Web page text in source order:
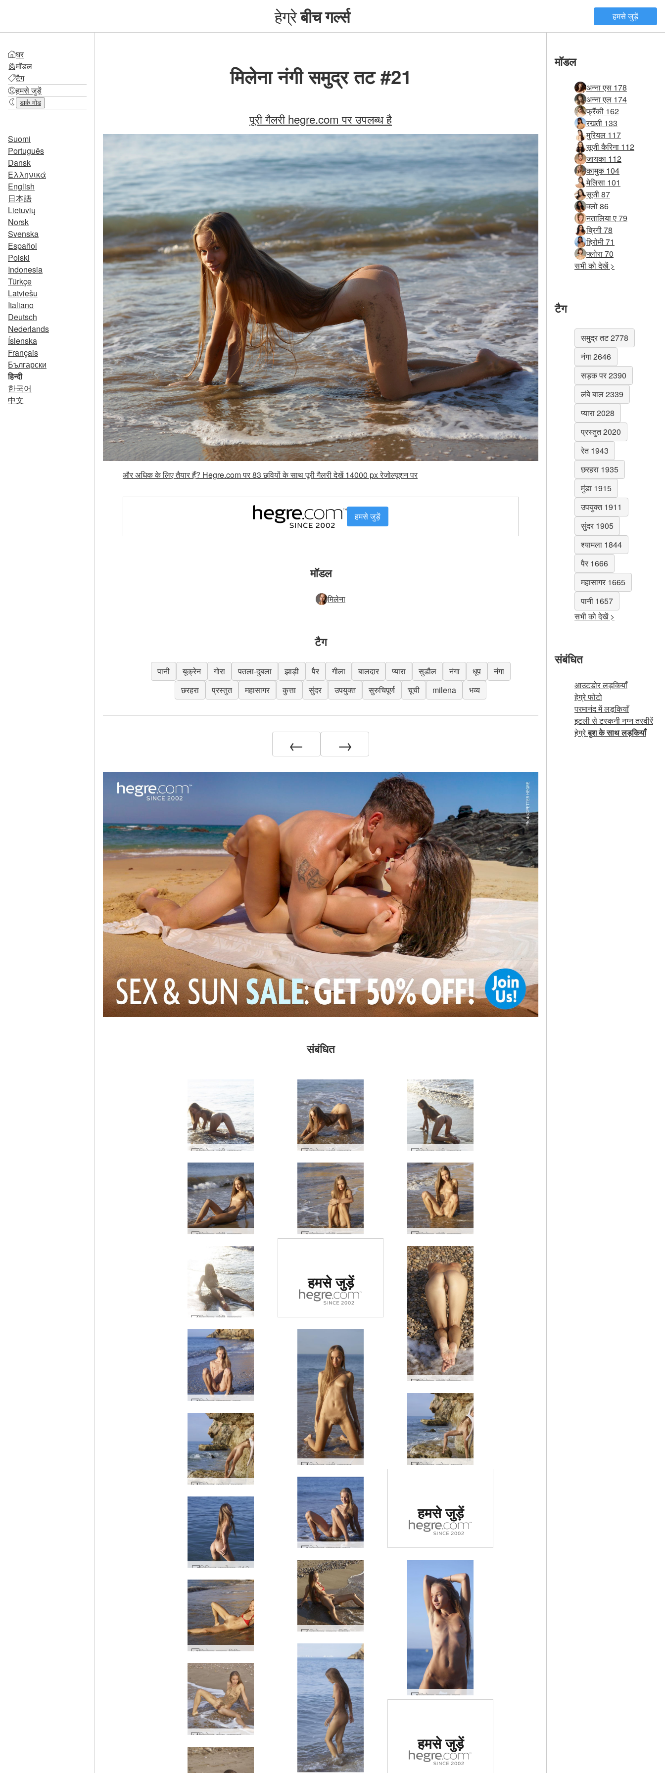
हेग्रेबीच गर्ल्स हमसे जुड़ें
घर
मॉडल
टैग
हमसे जुड़ें
डार्क मोड
Suomi
Português
Dansk
Ελληνικά
English
日本語
Lietuvių
Norsk
Svenska
Español
Polski
Indonesia
Türkçe
Latviešu
Italiano
Deutsch
Nederlands
Íslenska
Français
Български
हिन्दी
한국어
中文
मिलेना नंगी समुद्र तट #21
पूरी गैलरी hegre.com पर उपलब्ध है
और अधिक के लिए तैयार हैं? Hegre.com पर 83 छवियों के साथ पूरी गैलरी देखें 14000 px रेजोल्यूशन पर
हमसे जुड़ें
मॉडल
मिलेना
टैग
पानी यूक्रेन गोरा पतला-दुबला झाड़ी पैर गीला बालदार प्यारा सुडौल नंगा धूप
नंगा
छरहरा
प्रस्तुत महासागर कुत्ता सुंदर उपयुक्त सुरुचिपूर्ण चूची milena भव्य
← →
संबंधित
मिलेना नंगी समुद्र तट #29 मिलेना नंगी समुद्र तट #37 मिलेना नंगी समुद्र तट #17
मिलेना नंगी समुद्र तट #57 मिलेना नंगी समुद्र तट #53 मिलेना नंगी समुद्र तट #50
दुनिया में #1 कामुक
साइट का दर्जा दिया
गया
हमसे जुड़ें
मिलेना नंगी कंकड़ समुद्र तट #29
मिलेना समुद्र तट जीवन #48
मिलेना नंगी समुद्र तट #2
मिलेना सफेद पारदर्शी #54
मिलेना सफेद पारदर्शी #53
मिलेना समुद्र तट जीवन #60
दुनिया में #1 कामुक
साइट का दर्जा दिया
गया
हमसे जुड़ें
मिलिना सूर्योदय #19
मिलेना लाल बिकिनी टॉप #26
मिलेना समुद्र तट जीवन #21
मिलेना लाल बिकिनी टॉप #42
मिलेना गंदा समुद्र तट चूतड़ #52
दुनिया में #1 कामुक
साइट का दर्जा दिया
गया
हमसे जुड़ें
मॉडल
अन्ना एस 178
अन्ना एल 174
फ्रैंकी 162
रखती 133
मुरियल 117
सूजी कैरिना 112
जायका 112
कामुक 104
मेलिसा 101
सूजी 87
क्लो 86
नतालिया ए 79
ब्रिगी 78
हिरोमी 71
फ्लोरा 70
सभी को देखें >
टैग
समुद्र तट 2778
नंगा 2646
सड़क पर 2390
लंबे बाल 2339
प्यारा 2028
प्रस्तुत 2020
रेत 1943
छरहरा 1935
मुंडा 1915
उपयुक्त 1911
सुंदर 1905
श्यामला 1844
पैर 1666
महासागर 1665
पानी 1657
सभी को देखें >
संबंधित
आउटडोर लड़कियाँ
हेग्रे फोटो
परमानंद में लड़कियाँ
इटली से टस्कनी नग्न तस्वीरें
हेग्रेबुश के साथ लड़कियाँ